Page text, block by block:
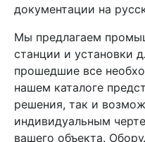
документации на
Мы предлагаем
станции и установки
прошедшие все
нашем каталоге
решения, так и
индивидуальным
вашего объекта.